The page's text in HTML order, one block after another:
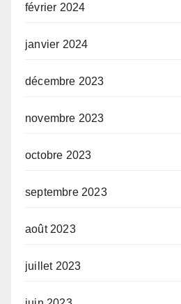
février 2024
janvier 2024
décembre 2023
novembre 2023
octobre 2023
septembre 2023
août 2023
juillet 2023